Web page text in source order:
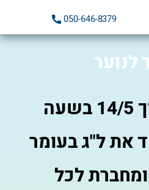
050-646-8379
לנוער
במוצ"ש בתאריך 14/5 בשעה
יחד את ל"ג בעומר
לכל